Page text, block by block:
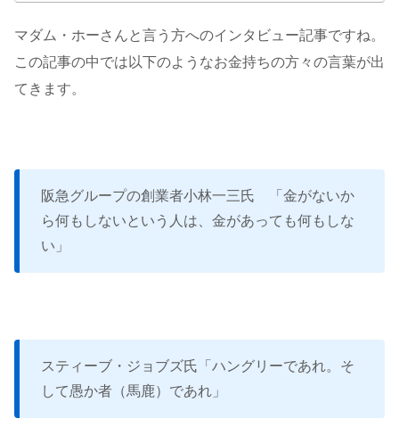
マダム・ホーさんと言う方へのインタビュー記事ですね。
この記事の中では以下のようなお金持ちの方々の言葉が出
てきます。
阪急グループの創業者小林一三氏 「金がないか
ら何もしないという人は、金があっても何もしな
い」
スティーブ・ジョブズ氏「ハングリーであれ。そ
して愚か者（馬鹿）であれ」